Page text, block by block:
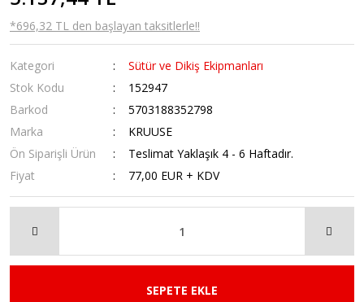
*696,32 TL den başlayan taksitlerle!!
Kategori
Sütür ve Dikiş Ekipmanları
Stok Kodu
152947
Barkod
5703188352798
Marka
KRUUSE
Ön Siparişli Ürün
Teslimat Yaklaşık 4 - 6 Haftadır.
Fiyat
77,00 EUR + KDV
SEPETE EKLE